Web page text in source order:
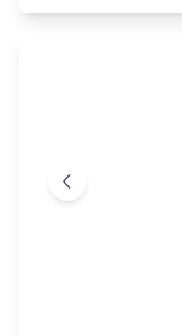
Fyrri mynd